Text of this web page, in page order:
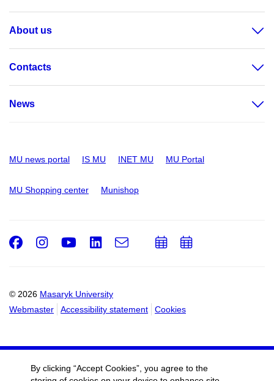
About us
Contacts
News
MU news portal IS MU INET MU MU Portal
MU Shopping center Munishop
© 2026 Masaryk University
Webmaster
Accessibility statement Cookies
Facebook
Instagram
Youtube
LinkedIn
e-
AddAdd
By clicking “Accept Cookies”, you agree to the